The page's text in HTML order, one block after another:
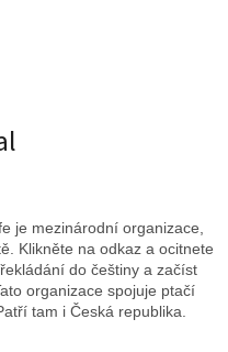
je mezinárodní organizace,
Klikněte na odkaz a ocitnete
do češtiny a začíst
organizace spojuje ptačí
tam i Česká republika.